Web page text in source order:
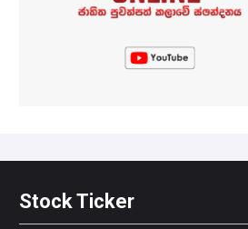
Stock Ticker